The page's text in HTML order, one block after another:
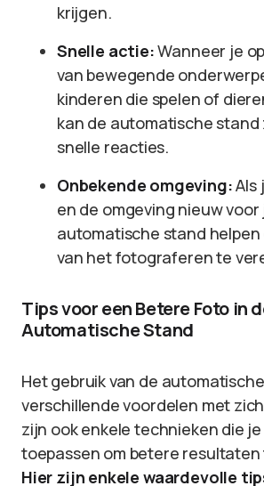
krijgen.
Snelle actie:Wanneer je
van bewegende
kinderen die spelen of
kan de automatische stand
snelle reacties.
Onbekende omgeving:Als
en de omgeving nieuw voor
automatische stand
van het fotograferen te
Tips voor een Betere Foto in
Automatische Stand
Het gebruik van de
verschillende voordelen met
zijn ook enkele technieken die
toepassen om betere resultaten
Hier zijn enkele waardevolle